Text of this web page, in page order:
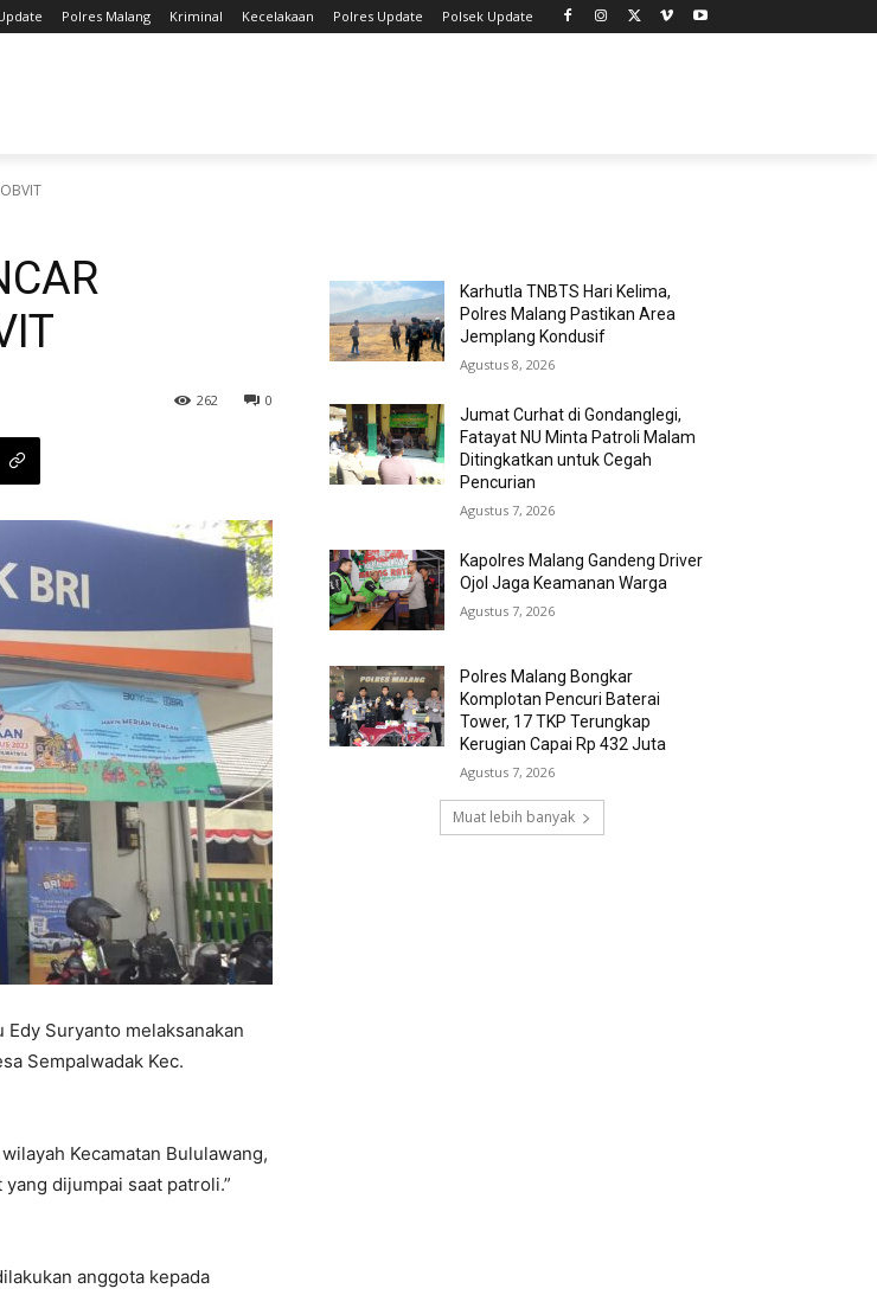
Polres Malang Kriminal Kecelakaan Polres Update Polsek Update
0
262
Suryanto melaksanakan
Sempalwadak Kec.
Kecamatan Bululawang,
dijumpai saat patroli.”
anggota kepada
Karhutla TNBTS Hari Kelima,
Polres Malang Pastikan Area
Jemplang Kondusif
Agustus 8, 2026
Jumat Curhat di Gondanglegi,
Fatayat NU Minta Patroli Malam
Ditingkatkan untuk Cegah
Pencurian
Agustus 7, 2026
Kapolres Malang Gandeng Driver
Ojol Jaga Keamanan Warga
Agustus 7, 2026
Polres Malang Bongkar
Komplotan Pencuri Baterai
Tower, 17 TKP Terungkap
Kerugian Capai Rp 432 Juta
Agustus 7, 2026
Muat lebih banyak